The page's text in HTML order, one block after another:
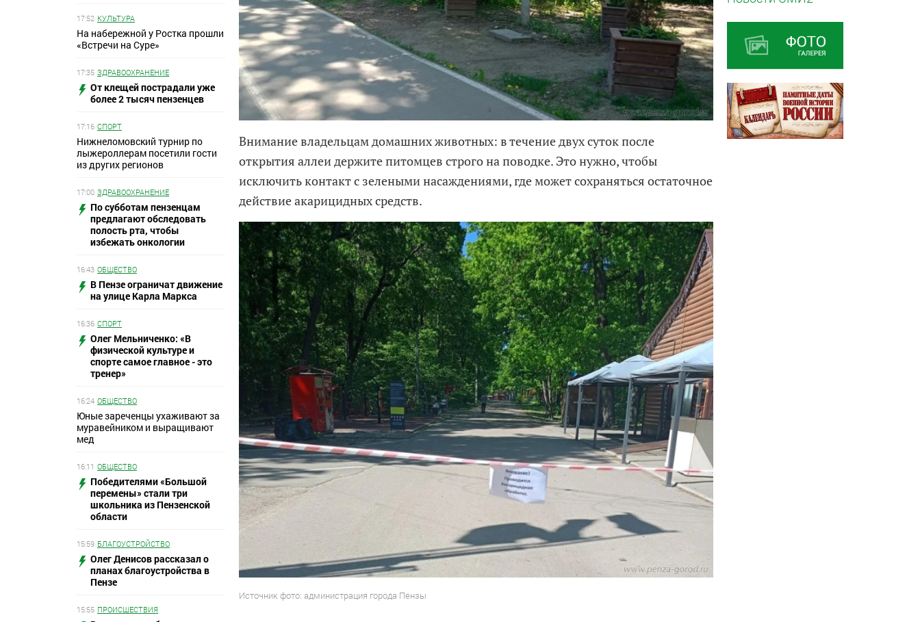
17:52 КУЛЬТУРА
На набережной у Ростка прошли
«Встречи на Суре»
17:35 ЗДРАВООХРАНЕНИЕ
От клещей пострадали уже
более 2 тысяч пензенцев
17:16 СПОРТ
Нижнеломовский турнир по
лыжероллерам посетили гости
из других регионов
17:00 ЗДРАВООХРАНЕНИЕ
По субботам пензенцам
предлагают обследовать
полость рта, чтобы
избежать онкологии
16:43 ОБЩЕСТВО
В Пензе ограничат движение
на улице Карла Маркса
16:36 СПОРТ
Олег Мельниченко: «В
физической культуре и
спорте самое главное - это
тренер»
16:24 ОБЩЕСТВО
Юные зареченцы ухаживают за
муравейником и выращивают
мед
16:11 ОБЩЕСТВО
Победителями «Большой
перемены» стали три
школьника из Пензенской
области
15:59 БЛАГОУСТРОЙСТВО
Олег Денисов рассказал о
планах благоустройства в
Пензе
15:55 ПРОИСШЕСТВИЯ
Внимание владельцам домашних животных: в течение двух суток после
открытия аллеи держите питомцев строго на поводке. Это нужно, чтобы
исключить контакт с зелеными насаждениями, где может сохраняться остаточное
действие акарицидных средств.
Источник фото: администрация города Пензы